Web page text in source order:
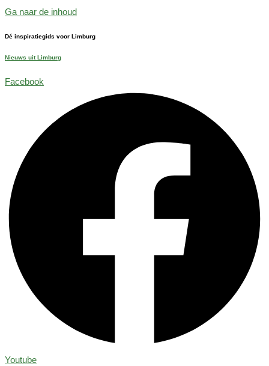
Ga naar de inhoud
Dé inspiratiegids voor Limburg
Nieuws uit Limburg
Facebook
Youtube